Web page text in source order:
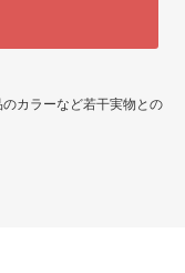
カラーなど若干実物との